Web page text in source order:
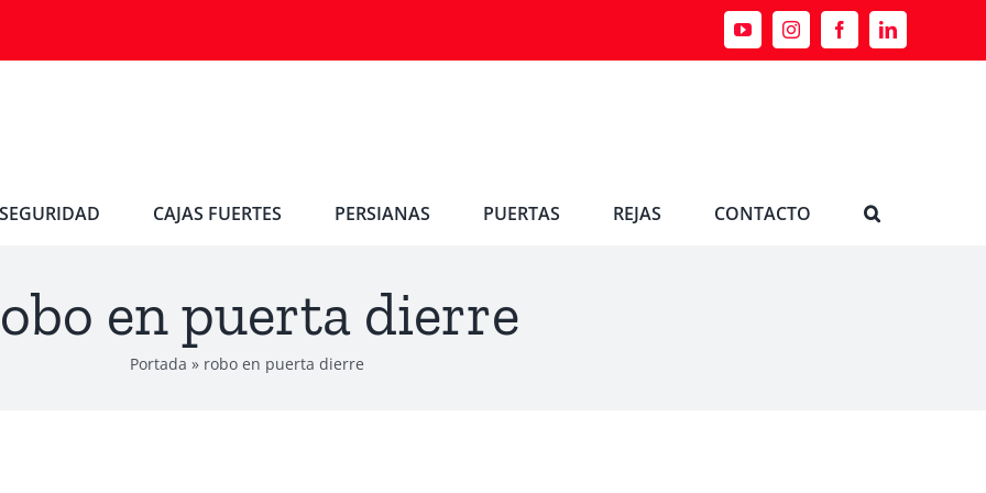
YouTubeInstagramFacebookLinkedIn
SEGURIDAD CAJAS FUERTES PERSIANAS PUERTAS REJAS CONTACTO
en puerta dierre
Portada » robo en puerta dierre